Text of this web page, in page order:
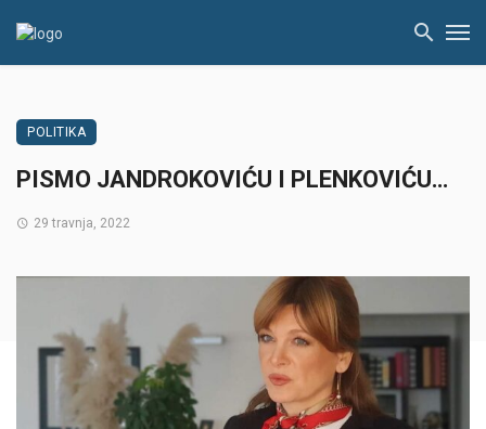
POLITIKA
PISMO JANDROKOVIĆU I PLENKOVIĆU…
29 travnja, 2022